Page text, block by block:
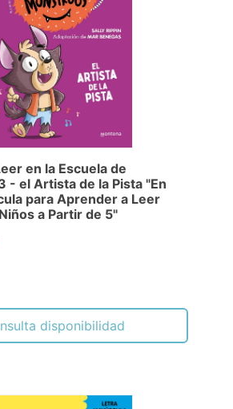
en la Escuela de
- el Artista de la Pista "En
para Aprender a Leer
a Partir de 5"
disponibilidad